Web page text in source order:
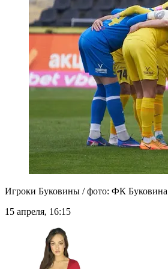
Игроки Буковины / фото: ФК Буковина
15 апреля, 16:15